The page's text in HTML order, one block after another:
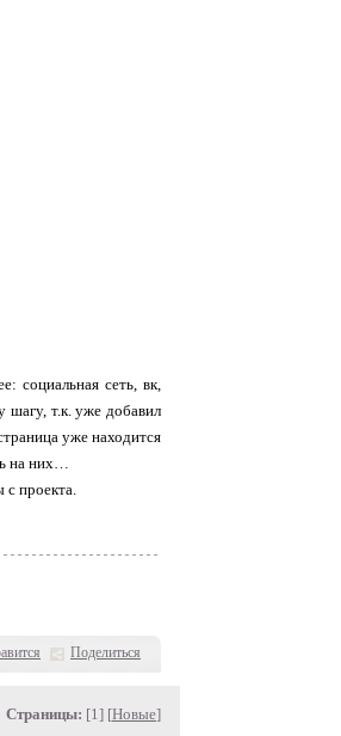
социальная сеть, вк,
шагу, т.к. уже добавил
уже находится
на них…
с проекта.
Поделиться
Страницы: [1] [Новые]